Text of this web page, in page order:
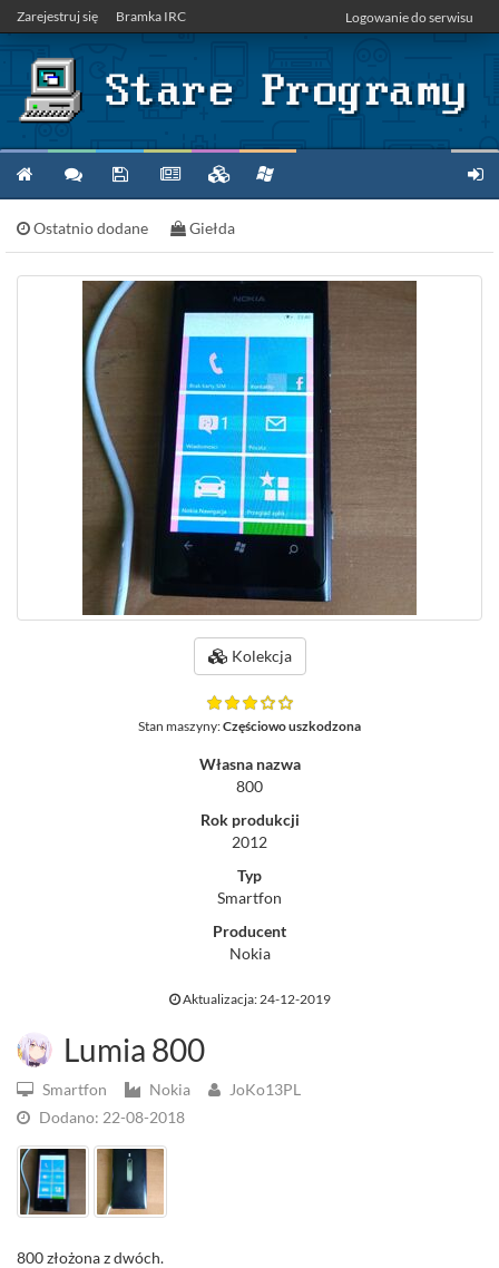
Zarejestruj się Bramka IRC Logowanie do serwisu
Ostatnio dodane Giełda
Kolekcja
Stan maszyny:Częściowo uszkodzona
Własna nazwa
800
Rok produkcji
2012
Typ
Smartfon
Producent
Nokia
Aktualizacja: 24-12-2019
Lumia 800
Smartfon Nokia
JoKo13PL
Dodano: 22-08-2018
800 złożona z dwóch.